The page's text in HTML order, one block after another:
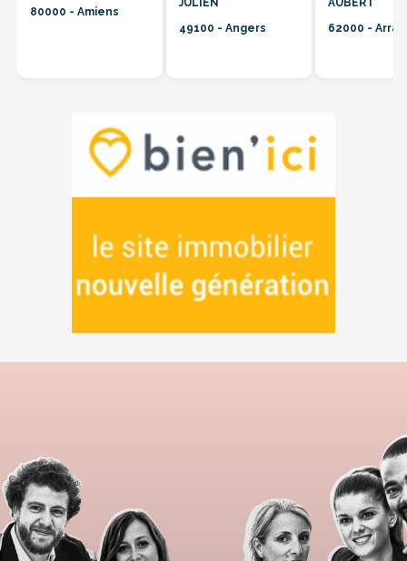
80000 - Amiens
JULIEN
49100 - Angers
AUBERT
62000 - Arras